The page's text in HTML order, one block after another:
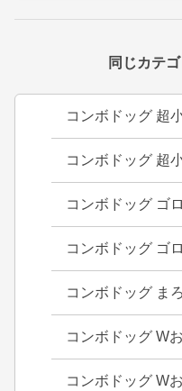
同じカテ
コンボドッグ 超
コンボドッグ 超
コンボドッグ ゴ
コンボドッグ ゴ
コンボドッグ ま
コンボドッグ W
コンボドッグ W